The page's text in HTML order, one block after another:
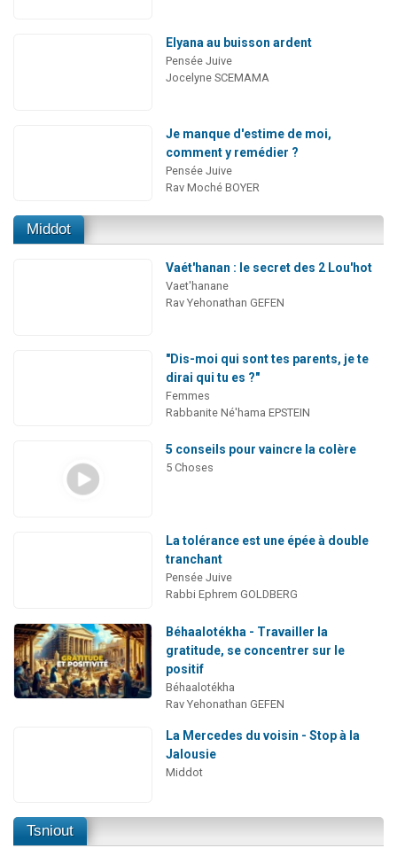
Elyana au buisson ardent
Pensée Juive
Jocelyne SCEMAMA
Je manque d'estime de moi,
comment y remédier ?
Pensée Juive
Rav Moché BOYER
Middot
Vaét'hanan : le secret des 2 Lou'hot
Vaet'hanane
Rav Yehonathan GEFEN
"Dis-moi qui sont tes parents, je te
dirai qui tu es ?"
Femmes
Rabbanite Né'hama EPSTEIN
5 conseils pour vaincre la colère
5 Choses
La tolérance est une épée à double
tranchant
Pensée Juive
Rabbi Ephrem GOLDBERG
Béhaalotékha - Travailler la
gratitude, se concentrer sur le
positif
Béhaalotékha
Rav Yehonathan GEFEN
La Mercedes du voisin - Stop à la
Jalousie
Middot
Tsniout